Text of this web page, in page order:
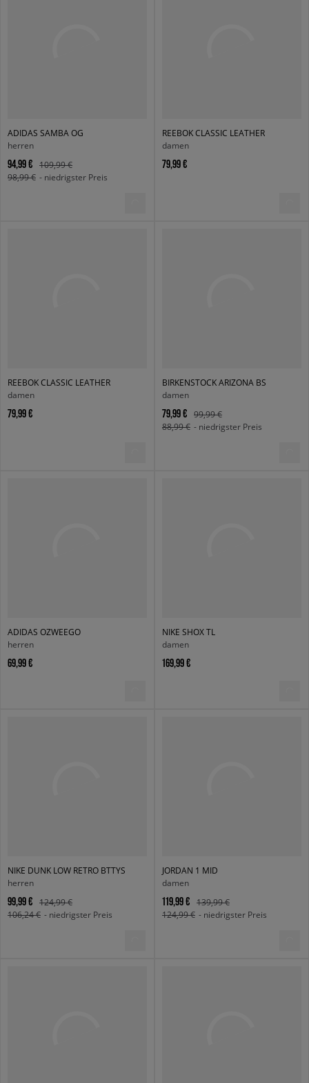
ADIDAS SAMBA OG
herren
94,99 €
109,99 €
98,99 € - niedrigster Preis
REEBOK CLASSIC LEATHER
damen
79,99 €
REEBOK CLASSIC LEATHER
damen
79,99 €
BIRKENSTOCK ARIZONA BS
damen
79,99 €
99,99 €
88,99 € - niedrigster Preis
ADIDAS OZWEEGO
herren
69,99 €
NIKE SHOX TL
damen
169,99 €
NIKE DUNK LOW RETRO BTTYS
herren
99,99 €
124,99 €
106,24 € - niedrigster Preis
JORDAN 1 MID
damen
119,99 €
139,99 €
124,99 € - niedrigster Preis